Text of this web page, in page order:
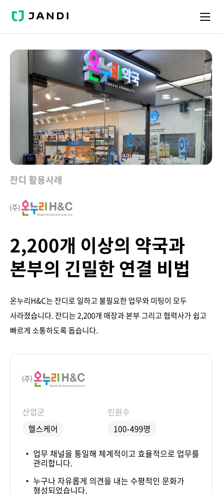
J
N
I
잔디 활용사례
2,200개 이상의 약국과
본부의 긴밀한 연결 비법
온누리H&C는 잔디로 일하고 불필요한 업무와 미팅이 모두
사라졌습니다. 잔디는 2,200개 매장과 본부 그리고 협력사가 쉽고
빠르게 소통하도록 돕습니다.
산업군
헬스케어
인원수
100-499명
업무 채널을 통일해 체계적이고 효율적으로 업무를
관리합니다.
누구나 자유롭게 의견을 내는 수평적인 문화가
형성되었습니다.